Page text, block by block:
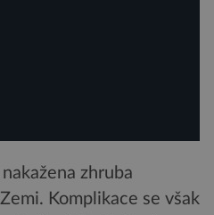
zhruba
Komplikace se však